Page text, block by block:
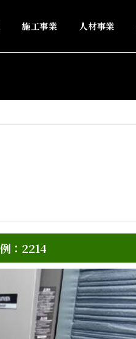
施工事業 人材事業
：2214